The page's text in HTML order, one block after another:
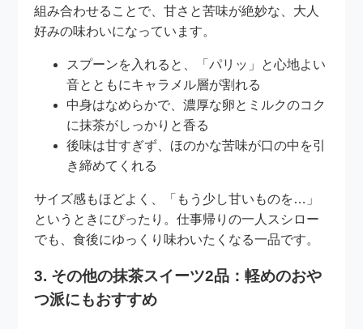
組み合わせることで、甘さと苦味が絶妙な、大人
好みの味わいになっています。
スプーンを入れると、「パリッ」と心地よい
音とともにキャラメル層が割れる
中身はなめらかで、濃厚な卵とミルクのコク
に抹茶がしっかりと香る
後味は甘すぎず、ほのかな苦味が口の中を引
き締めてくれる
サイズ感もほどよく、「もう少し甘いものを…」
というときにぴったり。仕事帰りの一人スシロー
でも、食後にゆっくり味わいたくなる一品です。
3. その他の抹茶スイーツ2品：軽めのおや
つ派にもおすすめ